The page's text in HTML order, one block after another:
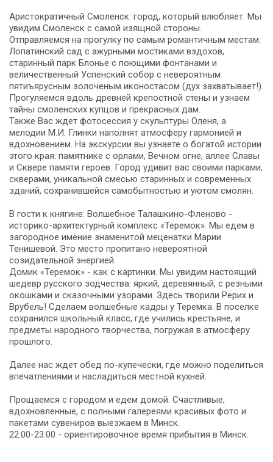
Аристократичный Смоленск: город, который влюбляет. Мы
увидим Смоленск с самой изящной стороны.
Отправляемся на прогулку по самым романтичным местам:
Лопатинский сад с ажурными мостиками вздохов,
старинный парк Блонье с поющими фонтанами и
величественный Успенский собор с невероятным
пятиъярусным золоченым иконостасом (дух захватывает!).
Прогуляемся вдоль древней крепостной стены и узнаем
тайны смоленских купцов и прекрасных дам.
Также Вас ждет фотосессия у скульптуры Оленя, а
мелодии М.И. Глинки наполнят атмосферу гармонией и
вдохновением. На экскурсии вы узнаете о богатой истории
этого края: памятнике с орлами, Вечном огне, аллее Славы
и Сквере памяти героев. Город удивит вас своими парками,
скверами, уникальной смесью старинных и современных
зданий, сохранившейся самобытностью и уютом смолян.
В гости к княгине: Волшебное Талашкино-Фленово -
историко-архитектурный комплекс «Теремок». Мы едем в
загородное имение знаменитой меценатки Марии
Тенишевой. Это место пропитано невероятной
созидательной энергией.
Домик «Теремок» - как с картинки. Мы увидим настоящий
шедевр русского зодчества: яркий, деревянный, с резными
окошками и сказочными узорами. Здесь творили Рерих и
Врубель! Сделаем волшебные кадры у Теремка. В поселке
сохранился школьный класс, где учились крестьяне, и
предметы народного творчества, погружая в атмосферу
прошлого.
Далее нас ждет обед по-купечески, где можно поделиться
впечатлениями и насладиться местной кухней.
Прощаемся с городом и едем домой. Счастливые,
вдохновленные, с полными галереями красивых фото и
пакетами сувениров выезжаем в Минск.
22:00-23:00 - ориентировочное время прибытия в Минск.